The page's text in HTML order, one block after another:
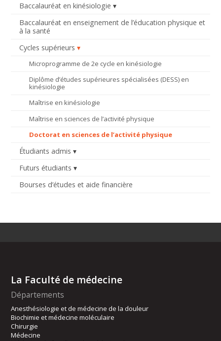
Baccalauréat en kinésiologie
Baccalauréat en enseignement de l’éducation physique et
à la santé
Cycles supérieurs
Microprogramme de 2e cycle en kinésiologie
Diplôme d’études supérieures spécialisées (DESS) en
kinésiologie
Maîtrise en kinésiologie
Maîtrise en sciences de l’activité physique
Doctorat en sciences de l’activité physique
Étudiants admis
Futurs étudiants
Bourses d’études et aide financière
La Faculté de médecine
Départements
Anesthésiologie et de médecine de la douleur
Biochimie et médecine moléculaire
Chirurgie
Médecine